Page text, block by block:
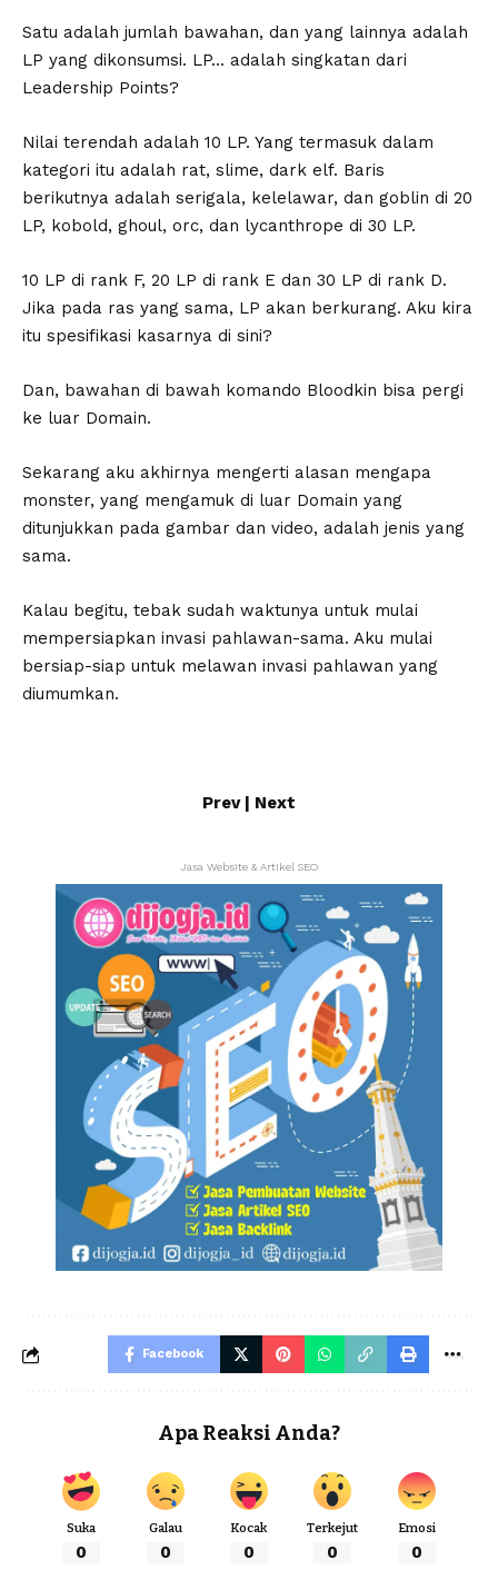
Satu adalah jumlah bawahan, dan yang lainnya adalah
LP yang dikonsumsi. LP… adalah singkatan dari
Leadership Points?
Nilai terendah adalah 10 LP. Yang termasuk dalam
kategori itu adalah rat, slime, dark elf. Baris
berikutnya adalah serigala, kelelawar, dan goblin di 20
LP, kobold, ghoul, orc, dan lycanthrope di 30 LP.
10 LP di rank F, 20 LP di rank E dan 30 LP di rank D.
Jika pada ras yang sama, LP akan berkurang. Aku kira
itu spesifikasi kasarnya di sini?
Dan, bawahan di bawah komando Bloodkin bisa pergi
ke luar Domain.
Sekarang aku akhirnya mengerti alasan mengapa
monster, yang mengamuk di luar Domain yang
ditunjukkan pada gambar dan video, adalah jenis yang
sama.
Kalau begitu, tebak sudah waktunya untuk mulai
mempersiapkan invasi pahlawan-sama. Aku mulai
bersiap-siap untuk melawan invasi pahlawan yang
diumumkan.
Prev| Next
Jasa Website & Artikel SEO
Facebook
Apa Reaksi Anda?
Suka
0
Galau
0
Kocak
0
Terkejut
0
Emosi
0